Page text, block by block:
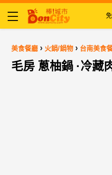
美食餐廳 › 火鍋/鍋物 › 台南美食
毛房 蔥柚鍋 ·冷藏